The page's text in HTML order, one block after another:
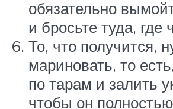
обязательно
и бросьте туда, где
То, что получится,
мариновать, то
по тарам и залить
чтобы он